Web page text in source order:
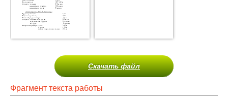
Скачать файл
Фрагмент текста работы